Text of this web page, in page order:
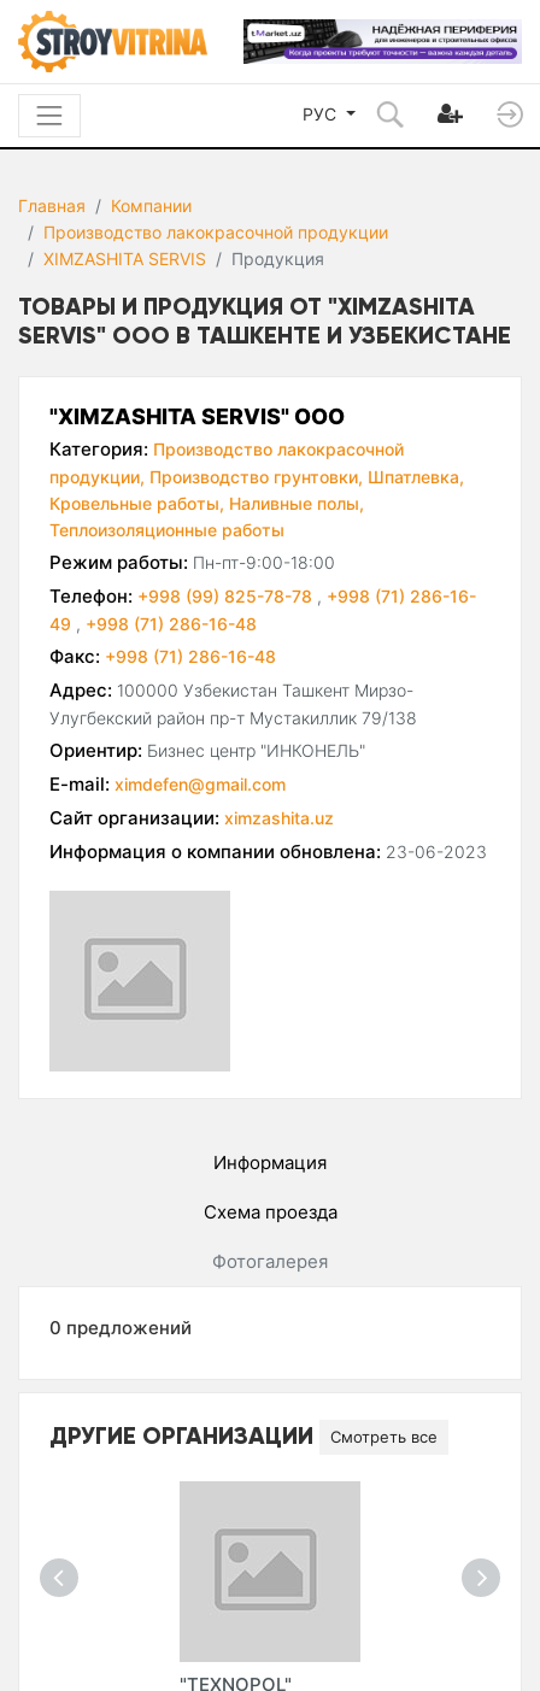
РУС
Главная
Компании
Производство лакокрасочной продукции
XIMZASHITA SERVIS
Продукция
ТОВАРЫ И ПРОДУКЦИЯ ОТ "XIMZASHITA
SERVIS" ООО В ТАШКЕНТЕ И УЗБЕКИСТАНЕ
"XIMZASHITA SERVIS" ООО
Категория: Производство лакокрасочной
продукции, Производство грунтовки, Шпатлевка,
Кровельные работы, Наливные полы,
Теплоизоляционные работы
Режим работы: Пн-пт-9:00-18:00
Телефон: +998 (99) 825-78-78 , +998 (71) 286-16-
49 , +998 (71) 286-16-48
Факс: +998 (71) 286-16-48
Адрес: 100000 Узбекистан Ташкент Мирзо-
Улугбекский район пр-т Мустакиллик 79/138
Ориентир: Бизнес центр "ИНКОНЕЛЬ"
E-mail: ximdefen@gmail.com
Сайт организации: ximzashita.uz
Информация о компании обновлена: 23-06-2023
Информация
Схема проезда
Фотогалерея
0 предложений
ДРУГИЕ ОРГАНИЗАЦИИ Смотреть все
"TEXNOPOL"